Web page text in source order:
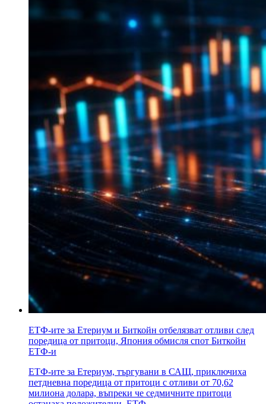
ЕТФ-ите за Етериум и Биткойн отбелязват отливи след
поредица от притоци, Япония обмисля спот Биткойн
ЕТФ-и
ЕТФ-ите за Етериум, търгувани в САЩ, приключиха
петдневна поредица от притоци с отливи от 70,62
милиона долара, въпреки че седмичните притоци